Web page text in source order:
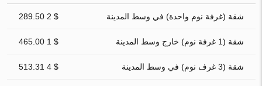
شقة (غرفة نوم واحدة) في وسط المدينة $ 2 289.50
شقة (1 غرفة نوم) خارج وسط المدينة $ 1 465.00
شقة (3 غرف نوم) في وسط المدينة $ 4 513.31